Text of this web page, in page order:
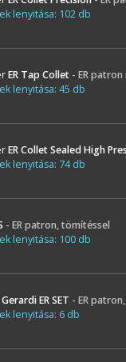
lenyitása: 102 db
ER Tap Collet - ER
lenyitása: 45 db
ER Collet Sealed High
lenyitása: 74 db
- ER patron, tömítéssel
lenyitása: 100 db
Gerardi ER SET - ER
lenyitása: 6 db